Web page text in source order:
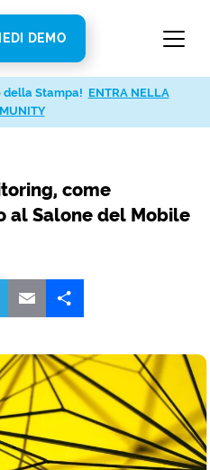
DEMO
come
al Salone del Mobile
della Stampa! ENTRA NELLA